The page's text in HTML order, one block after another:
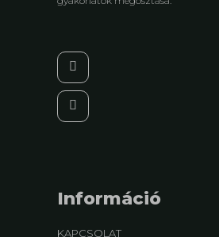
Információ
KAPCSOLAT